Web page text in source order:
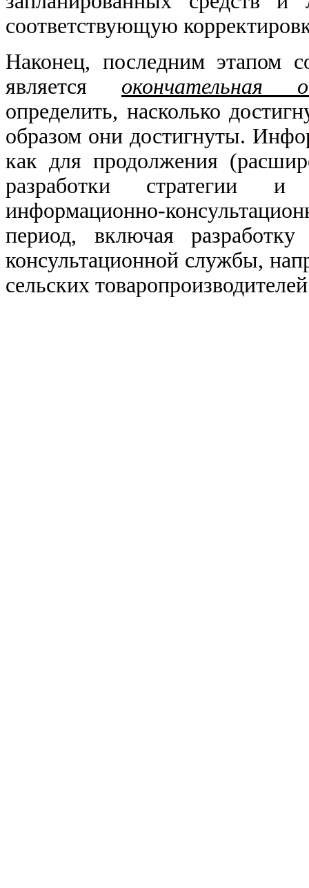
соответствующую
Наконец, последним этапом
является окончательная
определить, насколько
образом они достигнуты.
как для продолжения
разработки стратегии и
информационно-
период, включая
консультационной службы,
сельских